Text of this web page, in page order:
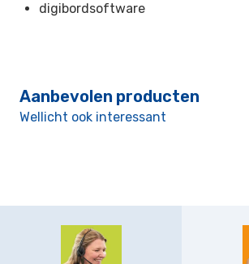
digibordsoftware
Aanbevolen producten
Wellicht ook interessant